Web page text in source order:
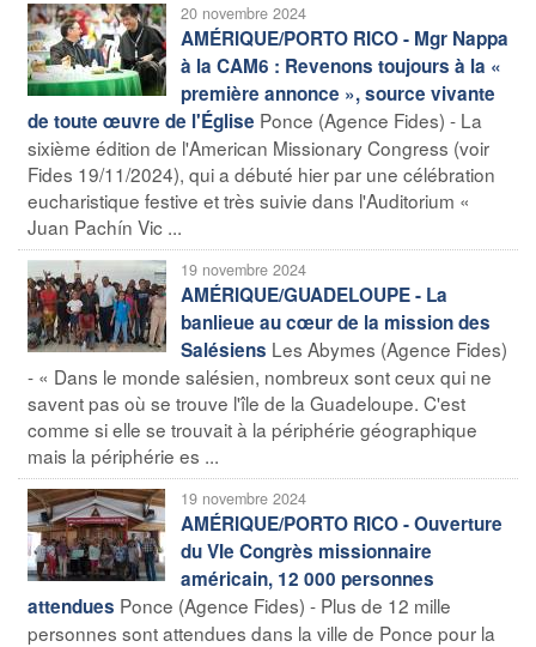
20 novembre 2024
AMÉRIQUE/PORTO RICO - Mgr Nappa
à la CAM6 : Revenons toujours à la «
première annonce », source vivante
de toute œuvre de l'Église Ponce (Agence Fides) - La
sixième édition de l'American Missionary Congress (voir
Fides 19/11/2024), qui a débuté hier par une célébration
eucharistique festive et très suivie dans l'Auditorium «
Juan Pachín Vic ...
19 novembre 2024
AMÉRIQUE/GUADELOUPE - La
banlieue au cœur de la mission des
Salésiens Les Abymes (Agence Fides)
- « Dans le monde salésien, nombreux sont ceux qui ne
savent pas où se trouve l'île de la Guadeloupe. C'est
comme si elle se trouvait à la périphérie géographique
mais la périphérie es ...
19 novembre 2024
AMÉRIQUE/PORTO RICO - Ouverture
du VIe Congrès missionnaire
américain, 12 000 personnes
attendues Ponce (Agence Fides) - Plus de 12 mille
personnes sont attendues dans la ville de Ponce pour la